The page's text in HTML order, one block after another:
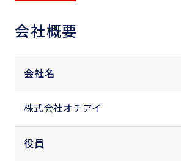
会社概要
会社名
株式会社オチアイ
役員